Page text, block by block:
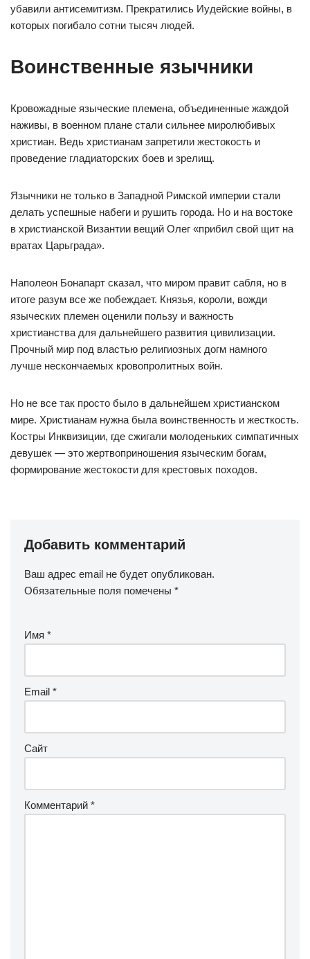
убавили антисемитизм. Прекратились Иудейские войны, в
которых погибало сотни тысяч людей.
Воинственные язычники
Кровожадные языческие племена, объединенные жаждой
наживы, в военном плане стали сильнее миролюбивых
христиан. Ведь христианам запретили жестокость и
проведение гладиаторских боев и зрелищ.
Язычники не только в Западной Римской империи стали
делать успешные набеги и рушить города. Но и на востоке
в христианской Византии вещий Олег «прибил свой щит на
вратах Царьграда».
Наполеон Бонапарт сказал, что миром правит сабля, но в
итоге разум все же побеждает. Князья, короли, вожди
языческих племен оценили пользу и важность
христианства для дальнейшего развития цивилизации.
Прочный мир под властью религиозных догм намного
лучше нескончаемых кровопролитных войн.
Но не все так просто было в дальнейшем христианском
мире. Христианам нужна была воинственность и жесткость.
Костры Инквизиции, где сжигали молоденьких симпатичных
девушек — это жертвоприношения языческим богам,
формирование жестокости для крестовых походов.
Добавить комментарий
Ваш адрес email не будет опубликован.
Обязательные поля помечены *
Имя *
Email *
Сайт
Комментарий *